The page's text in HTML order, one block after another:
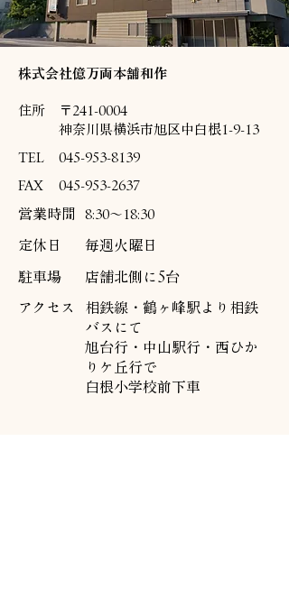
株式会社億万両本舗和作
住所
〒241-0004
神奈川県横浜市旭区中白根1-9-13
TEL 045-953-8139
FAX 045-953-2637
営業時間 8:30～18:30
定休日 毎週火曜日
駐車場 店舗北側に5台
アクセス
相鉄線・鶴ヶ峰駅より相鉄
バスにて
旭台行・中山駅行・西ひか
りケ丘行で
白根小学校前下車